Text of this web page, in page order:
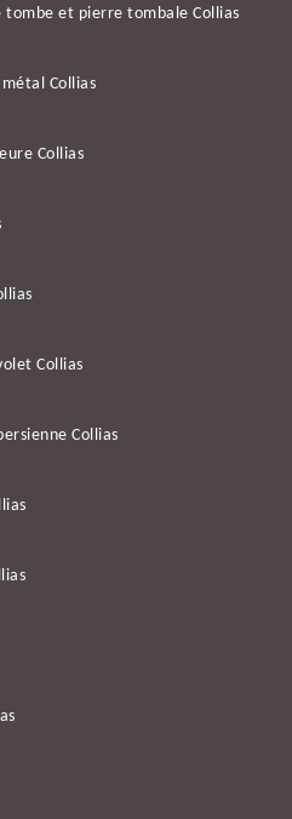
et pierre tombale Collias
Collias
Collias
Collias
Collias